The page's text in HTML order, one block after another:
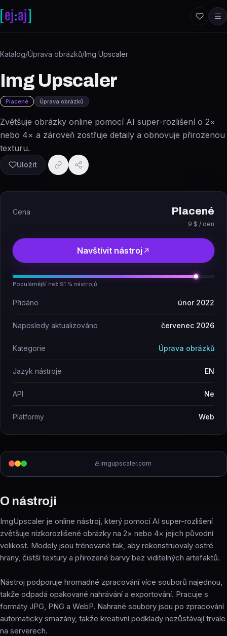
Katalog/Úprava obrázků/Img Upscaler
Img Upscaler
Placené Úprava obrázků
Zvětšuje obrázky online pomocí AI super-rozlišení o 2×
nebo 4× a zároveň zostřuje detaily a obnovuje přirozenou
texturu.
Uložit
imgupscaler.com
O nástroji
ImgUpscaler je online nástroj, který pomocí AI super-rozlišení
zvětšuje nízkorozlišené obrázky na 2× nebo 4× jejich původní
velikost. Modely jsou trénované tak, aby rekonstruovaly ostré
hrany, čistší textury a přirozené barvy bez viditelných artefaktů.
Nástroj podporuje hromadné zpracování více souborů najednou,
takže odpadá opakované nahrávání a exportování. Pracuje s
formáty JPG, PNG a WebP. Nahrané soubory jsou po zpracování
automaticky smazány, takže kreativní podklady nezůstávají trvale
na serverech.
Cena Placené
9 $ / den
Navštívit nástroj
Populárnější než 91 % nástrojů
Přidáno únor 2022
Naposledy aktualizováno červenec 2026
Kategorie Úprava obrázků
Jazyk nástroje EN
API Ne
Platformy Web